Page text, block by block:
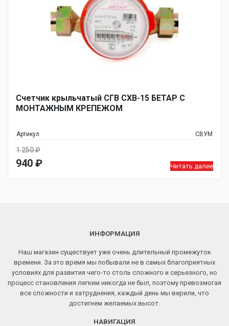
Счетчик крыльчатый СГВ СХВ-15 БЕТАР С
МОНТАЖНЫМ КРЕПЕЖОМ
Артикул СВУМ
1 250₽
Первоначальная
940 ₽
Читать далее
ИНФОРМАЦИЯ
Наш магазин существует уже очень длительный промежуток
времени. За это время мы побывали не в самых благоприятных
условиях для развития чего-то столь сложного и серьезного, но
процесс становления легким никогда не был, поэтому превозмогая
все сложности и затруднения, каждый день мы верили, что
достигнем желаемых высот.
НАВИГАЦИЯ